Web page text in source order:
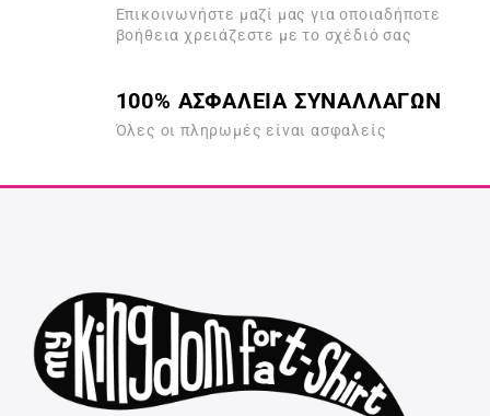
Επικοινωνήστε μαζί μας για οποιαδήποτε
βοήθεια χρειάζεστε με το σχέδιό σας
100% ΑΣΦΑΛΕΙΑ ΣΥΝΑΛΛΑΓΩΝ
Όλες οι πληρωμές είναι ασφαλείς